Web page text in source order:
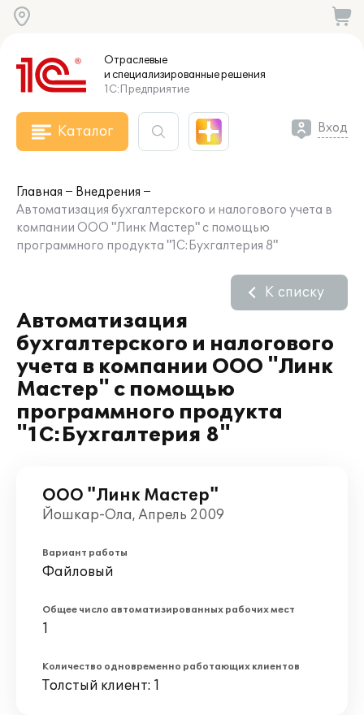
Отраслевые
и специализированныерешения
1С:Предприятие
Каталог Вход
Главная
Внедрения
Автоматизация бухгалтерского и налогового учета в
компании ООО "Линк Мастер" с помощью
программного продукта "1С:Бухгалтерия 8"
Автоматизация
бухгалтерского и налогового
учета в компании ООО "Линк
Мастер" с помощью
программного продукта
"1С:Бухгалтерия 8"
К списку
ООО "Линк Мастер"
Йошкар-Ола, Апрель 2009
Вариант работы
Файловый
Общее число автоматизированных рабочих мест
1
Количество одновременно работающих клиентов
Толстый клиент: 1